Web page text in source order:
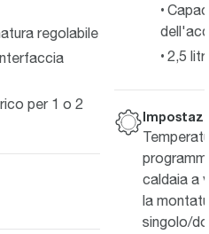
regolabile
per 1 o 2
2,5 litri
caldaia a
la
singolo/